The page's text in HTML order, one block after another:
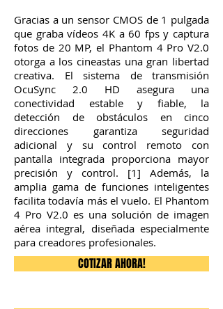
Gracias a un sensor CMOS de 1 pulgada
que graba vídeos 4K a 60 fps y captura
fotos de 20 MP, el Phantom 4 Pro V2.0
otorga a los cineastas una gran libertad
creativa. El sistema de transmisión
OcuSync 2.0 HD asegura una
conectividad estable y fiable, la
detección de obstáculos en cinco
direcciones garantiza seguridad
adicional y su control remoto con
pantalla integrada proporciona mayor
precisión y control. [1] Además, la
amplia gama de funciones inteligentes
facilita todavía más el vuelo. El Phantom
4 Pro V2.0 es una solución de imagen
aérea integral, diseñada especialmente
para creadores profesionales.
COTIZAR AHORA!